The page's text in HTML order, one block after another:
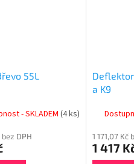
55L
- SKLADEM(4 ks)
DPH
Deflektor
a K9
1 171,07 Kč
1 417